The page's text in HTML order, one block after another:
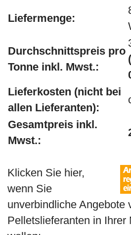
Liefermenge:
Durchschnittspreis pro
Tonne inkl. Mwst.:
Lieferkosten (nicht bei
allen Lieferanten):
Gesamtpreis inkl.
Mwst.:
Klicken Sie hier,
wenn Sie
unverbindliche Angebote
Pelletslieferanten in Ihrer